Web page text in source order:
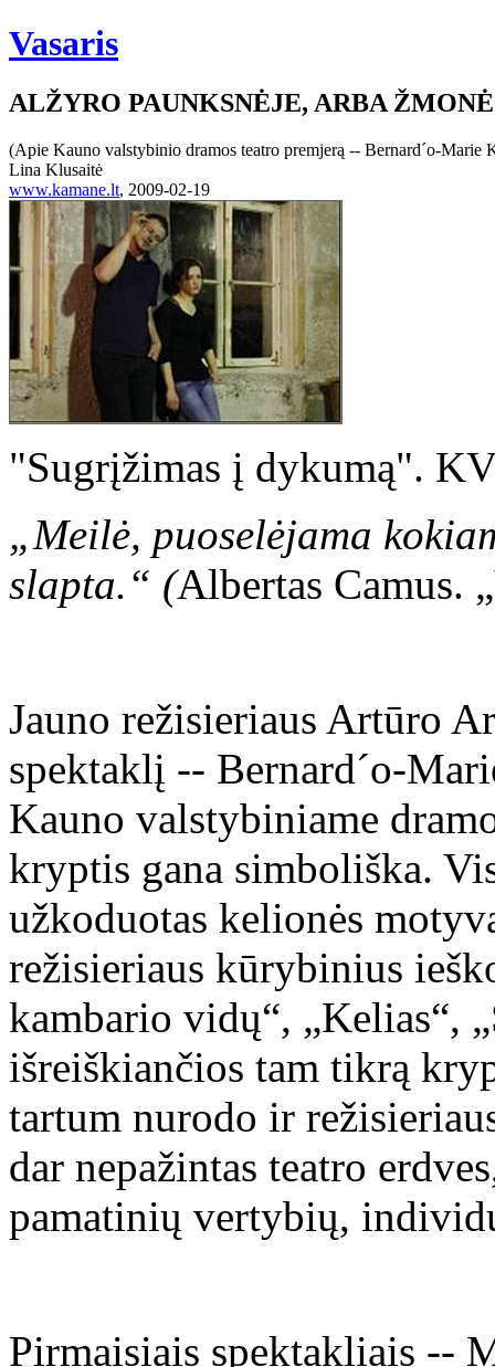
Vasaris
ALŽYRO PAUNKSNĖJE, ARBA
(Apie Kauno valstybinio dramos teatro premjerą -- Bernard´o-Marie
Lina Klusaitė
www.kamane.lt, 2009-02-19
"Sugrįžimas į dykumą".
„Meilė, puoselėjama
slapta.“ (Albertas Camus.
Jauno režisieriaus Artūro
spektaklį -- Bernard´o-
Kauno valstybiniame
kryptis gana simboliška.
užkoduotas kelionės
režisieriaus kūrybinius
kambario vidų“, „Kelias“,
išreiškiančios tam tikrą
tartum nurodo ir
dar nepažintas teatro
pamatinių vertybių,
Pirmaisiais spektakliais --